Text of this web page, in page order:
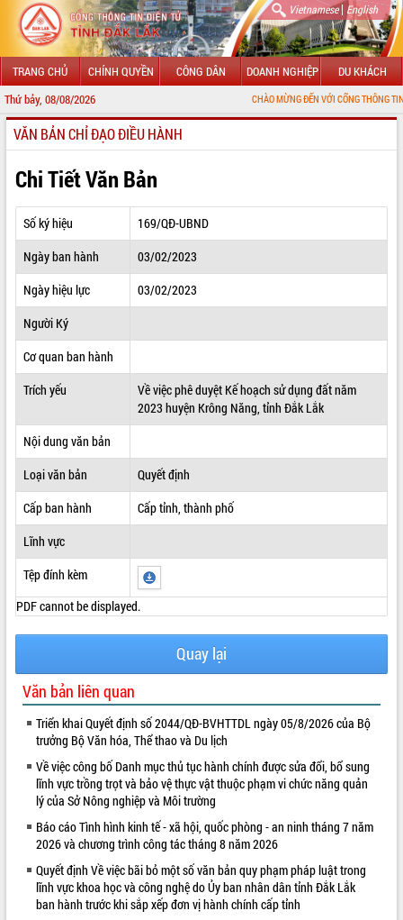
Vietnamese| English
TRANG CHỦ CHÍNH QUYỀN CÔNG DÂN DOANH NGHIỆP DU KHÁCH
Thứ bảy, 08/08/2026 CHÀO MỪNG ĐẾN VỚI CỔNG THÔNG TIN ĐIỆN
GIỚI THIỆU
LÃNH ĐẠO UBND TỈNH
TIN TỨC SỰ KIỆN
SỞ, BAN, NGÀNH
THÔNG TIN CHỈ ĐẠO ĐIỀU HÀNH
HỆ THỐNG VĂN BẢN
VĂN BẢN HĐND TỈNH
ĐIỂM TIN VĂN BẢN
VIDEO
Không có file video nào để phát.
ALBUM ẢNH
VĂN BẢN CHỈ ĐẠO ĐIỀU HÀNH
Chi Tiết Văn Bản
Số ký hiệu
169/QĐ-UBND
Ngày ban hành
03/02/2023
Ngày hiệu lực
03/02/2023
Người Ký
Cơ quan ban hành
Trích yếu
Về việc phê duyệt Kế hoạch sử dụng đất năm
2023 huyện Krông Năng, tỉnh Đắk Lắk
Nội dung văn bản
Loại văn bản
Quyết định
Cấp ban hành
Cấp tỉnh, thành phố
Lĩnh vực
Tệp đính kèm
PDF cannot be displayed.
Quay lại
Văn bản liên quan
Triển khai Quyết định số 2044/QĐ-BVHTTDL ngày 05/8/2026 của Bộ
trưởng Bộ Văn hóa, Thể thao và Du lịch
Về việc công bố Danh mục thủ tục hành chính được sửa đổi, bổ sung
lĩnh vực trồng trọt và bảo vệ thực vật thuộc phạm vi chức năng quản
lý của Sở Nông nghiệp và Môi trường
Báo cáo Tình hình kinh tế - xã hội, quốc phòng - an ninh tháng 7 năm
2026 và chương trình công tác tháng 8 năm 2026
Quyết định Về việc bãi bỏ một số văn bản quy phạm pháp luật trong
lĩnh vực khoa học và công nghệ do Ủy ban nhân dân tỉnh Đắk Lắk
ban hành trước khi sắp xếp đơn vị hành chính cấp tỉnh